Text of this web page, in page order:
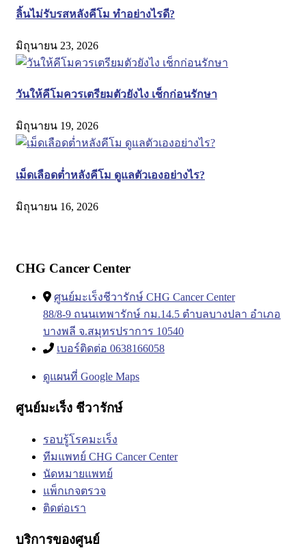
ลิ้นไม่รับรสหลังคีโม ทำอย่างไรดี?
มิถุนายน 23, 2026
วันให้คีโมควรเตรียมตัวยังไง เช็กก่อนรักษา
มิถุนายน 19, 2026
เม็ดเลือดต่ำหลังคีโม ดูแลตัวเองอย่างไร?
มิถุนายน 16, 2026
CHG Cancer Center
ศูนย์มะเร็งชีวารักษ์ CHG Cancer Center
88/8-9 ถนนเทพารักษ์ กม.14.5 ตำบลบางปลา อำเภอ
บางพลี จ.สมุทรปราการ 10540
เบอร์ติดต่อ 0638166058
ดูแผนที่ Google Maps
ศูนย์มะเร็ง ชีวารักษ์
รอบรู้โรคมะเร็ง
ทีมแพทย์ CHG Cancer Center
นัดหมายแพทย์
แพ็กเกจตรวจ
ติดต่อเรา
บริการของศูนย์